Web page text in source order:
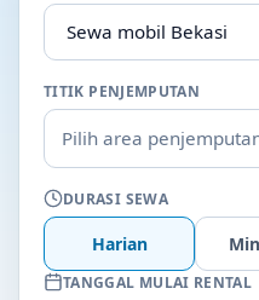
TITIK PENJEMPUTAN
Pilih area
DURASI SEWA
Harian
TANGGAL MULAI RENTAL